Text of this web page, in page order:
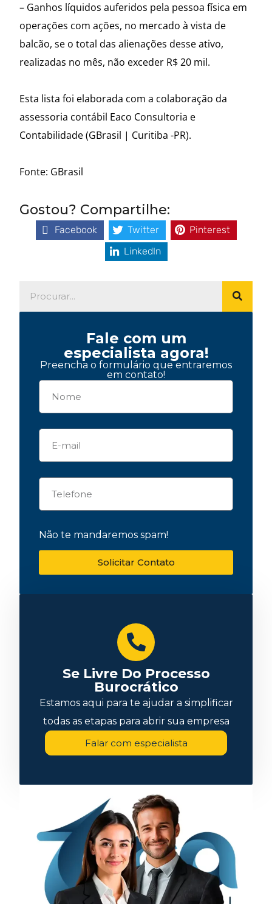
– Ganhos líquidos auferidos pela pessoa física em
operações com ações, no mercado à vista de
balcão, se o total das alienações desse ativo,
realizadas no mês, não exceder R$ 20 mil.
Esta lista foi elaborada com a colaboração da
assessoria contábil Eaco Consultoria e
Contabilidade (GBrasil | Curitiba -PR).
Fonte: GBrasil
Gostou? Compartilhe:
Facebook Twitter
Pinterest
LinkedIn
Fale com um
especialista agora!
Preencha o formulário que entraremos
em contato!
Não te mandaremos spam!
Solicitar Contato
Se Livre Do Processo
Burocrático
Estamos aqui para te ajudar a simplificar
todas as etapas para abrir sua empresa
Falar com especialista